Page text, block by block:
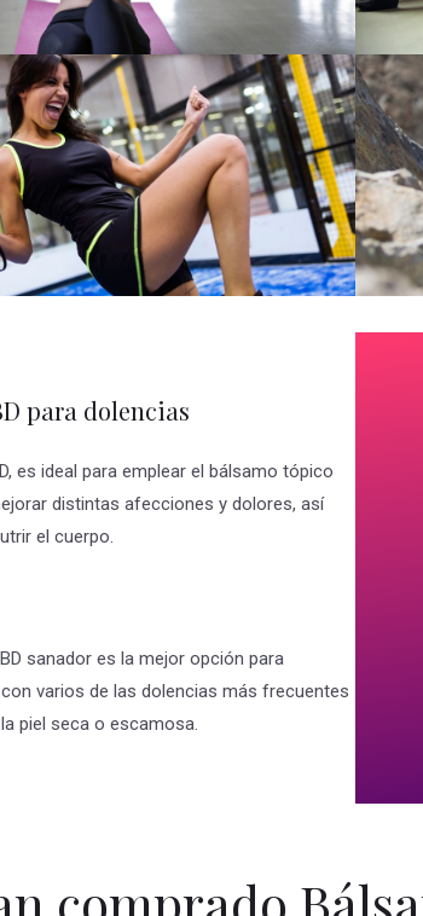
para dolencias
es ideal para emplear el bálsamo tópico
distintas afecciones y dolores, así
el cuerpo.
sanador es la mejor opción para
varios de las dolencias más frecuentes
piel seca o escamosa.